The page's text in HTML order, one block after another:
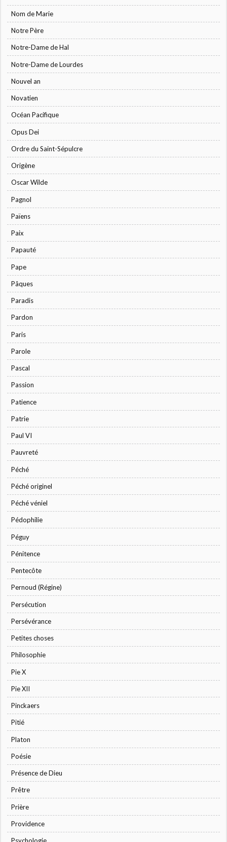
Nom de Marie
Notre Père
Notre-Dame de Hal
Notre-Dame de Lourdes
Nouvel an
Novatien
Océan Pacifique
Opus Dei
Ordre du Saint-Sépulcre
Origène
Oscar Wilde
Pagnol
Païens
Paix
Papauté
Pape
Pâques
Paradis
Pardon
Paris
Parole
Pascal
Passion
Patience
Patrie
Paul VI
Pauvreté
Péché
Péché originel
Péché véniel
Pédophilie
Péguy
Pénitence
Pentecôte
Pernoud (Régine)
Persécution
Persévérance
Petites choses
Philosophie
Pie X
Pie XII
Pinckaers
Pitié
Platon
Poésie
Présence de Dieu
Prêtre
Prière
Providence